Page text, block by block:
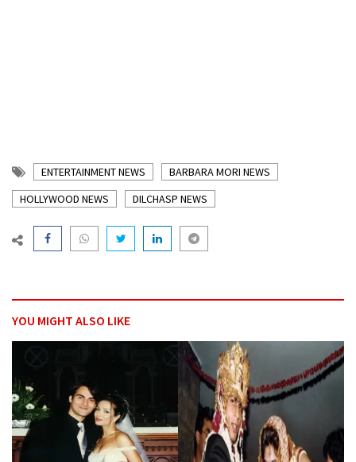
ENTERTAINMENT NEWS
BARBARA MORI NEWS
HOLLYWOOD NEWS
DILCHASP NEWS
YOU MIGHT ALSO LIKE